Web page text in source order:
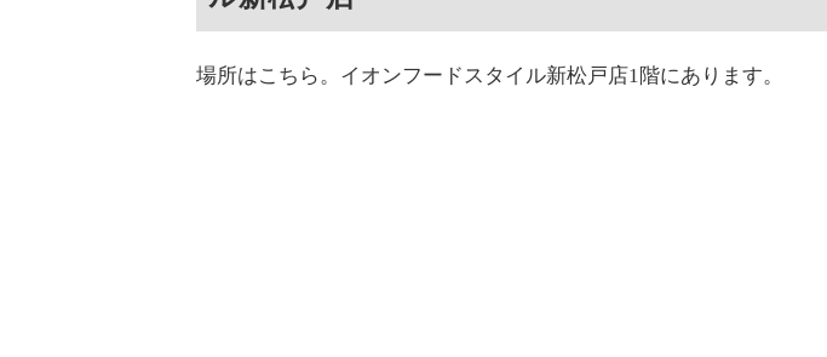
場所はこちら。イオンフードスタイル新松戸店1階にあります。